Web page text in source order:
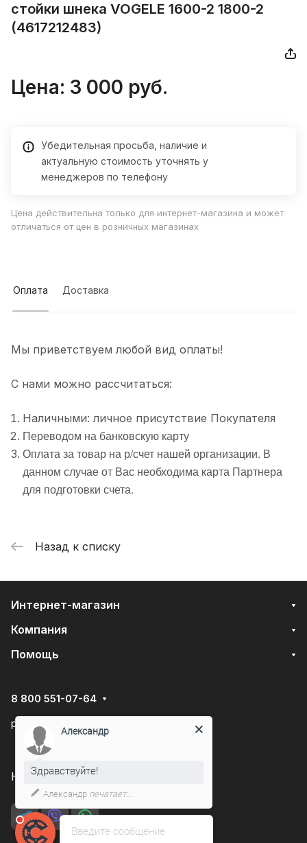
стoйки шнека VOGЕLЕ 1600-2 1800-2
(4617212483)
Цена: 3 000 руб.
Убедительная просьба, наличие и
актуальную стоимость уточнять у
менеджеров по телефону
Цена действительна только для интернет-магазина и может
отличаться от цен в розничных магазинах
Оплата Доставка
Мы приветствуем любой вид оплаты!
С нами можно рассчитаться:
Наличными: личное присутствие Покупателя
Переводом на банковскую карту
Оплата за товар на р/счет нашей организации. В
данном случае от Вас необходима карта Партнера
для подготовки счета.
Назад к списку
Интернет-магазин
Компания
Помощь
8 800 551-07-64
podarovdr@specautotrade.pro
Нижний Новгород, Чаадаева д.10к
Введите сообщение
Александр
Здравствуйте!
Александр печатает...